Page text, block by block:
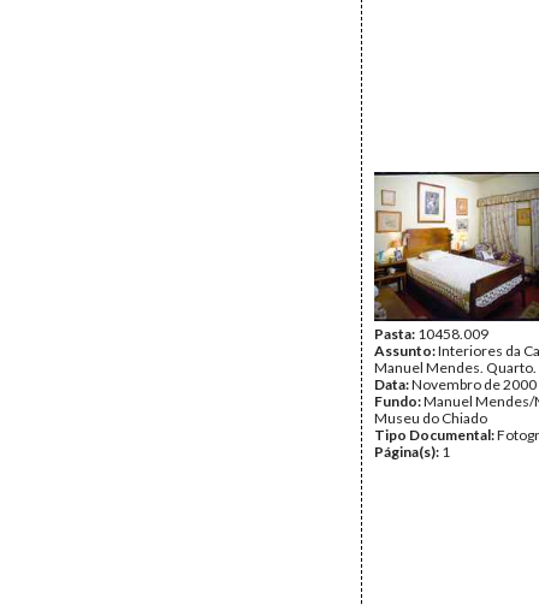
Pasta: 10458.009
Assunto:Interiores da
Manuel Mendes. Quarto.
Data:Novembro de 2000
Fundo:Manuel Mendes/
Museu do Chiado
Tipo Documental:
Página(s): 1